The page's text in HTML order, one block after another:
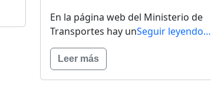
En la página web del Ministerio de
Transportes hay unSeguir leyendo…
Leer más